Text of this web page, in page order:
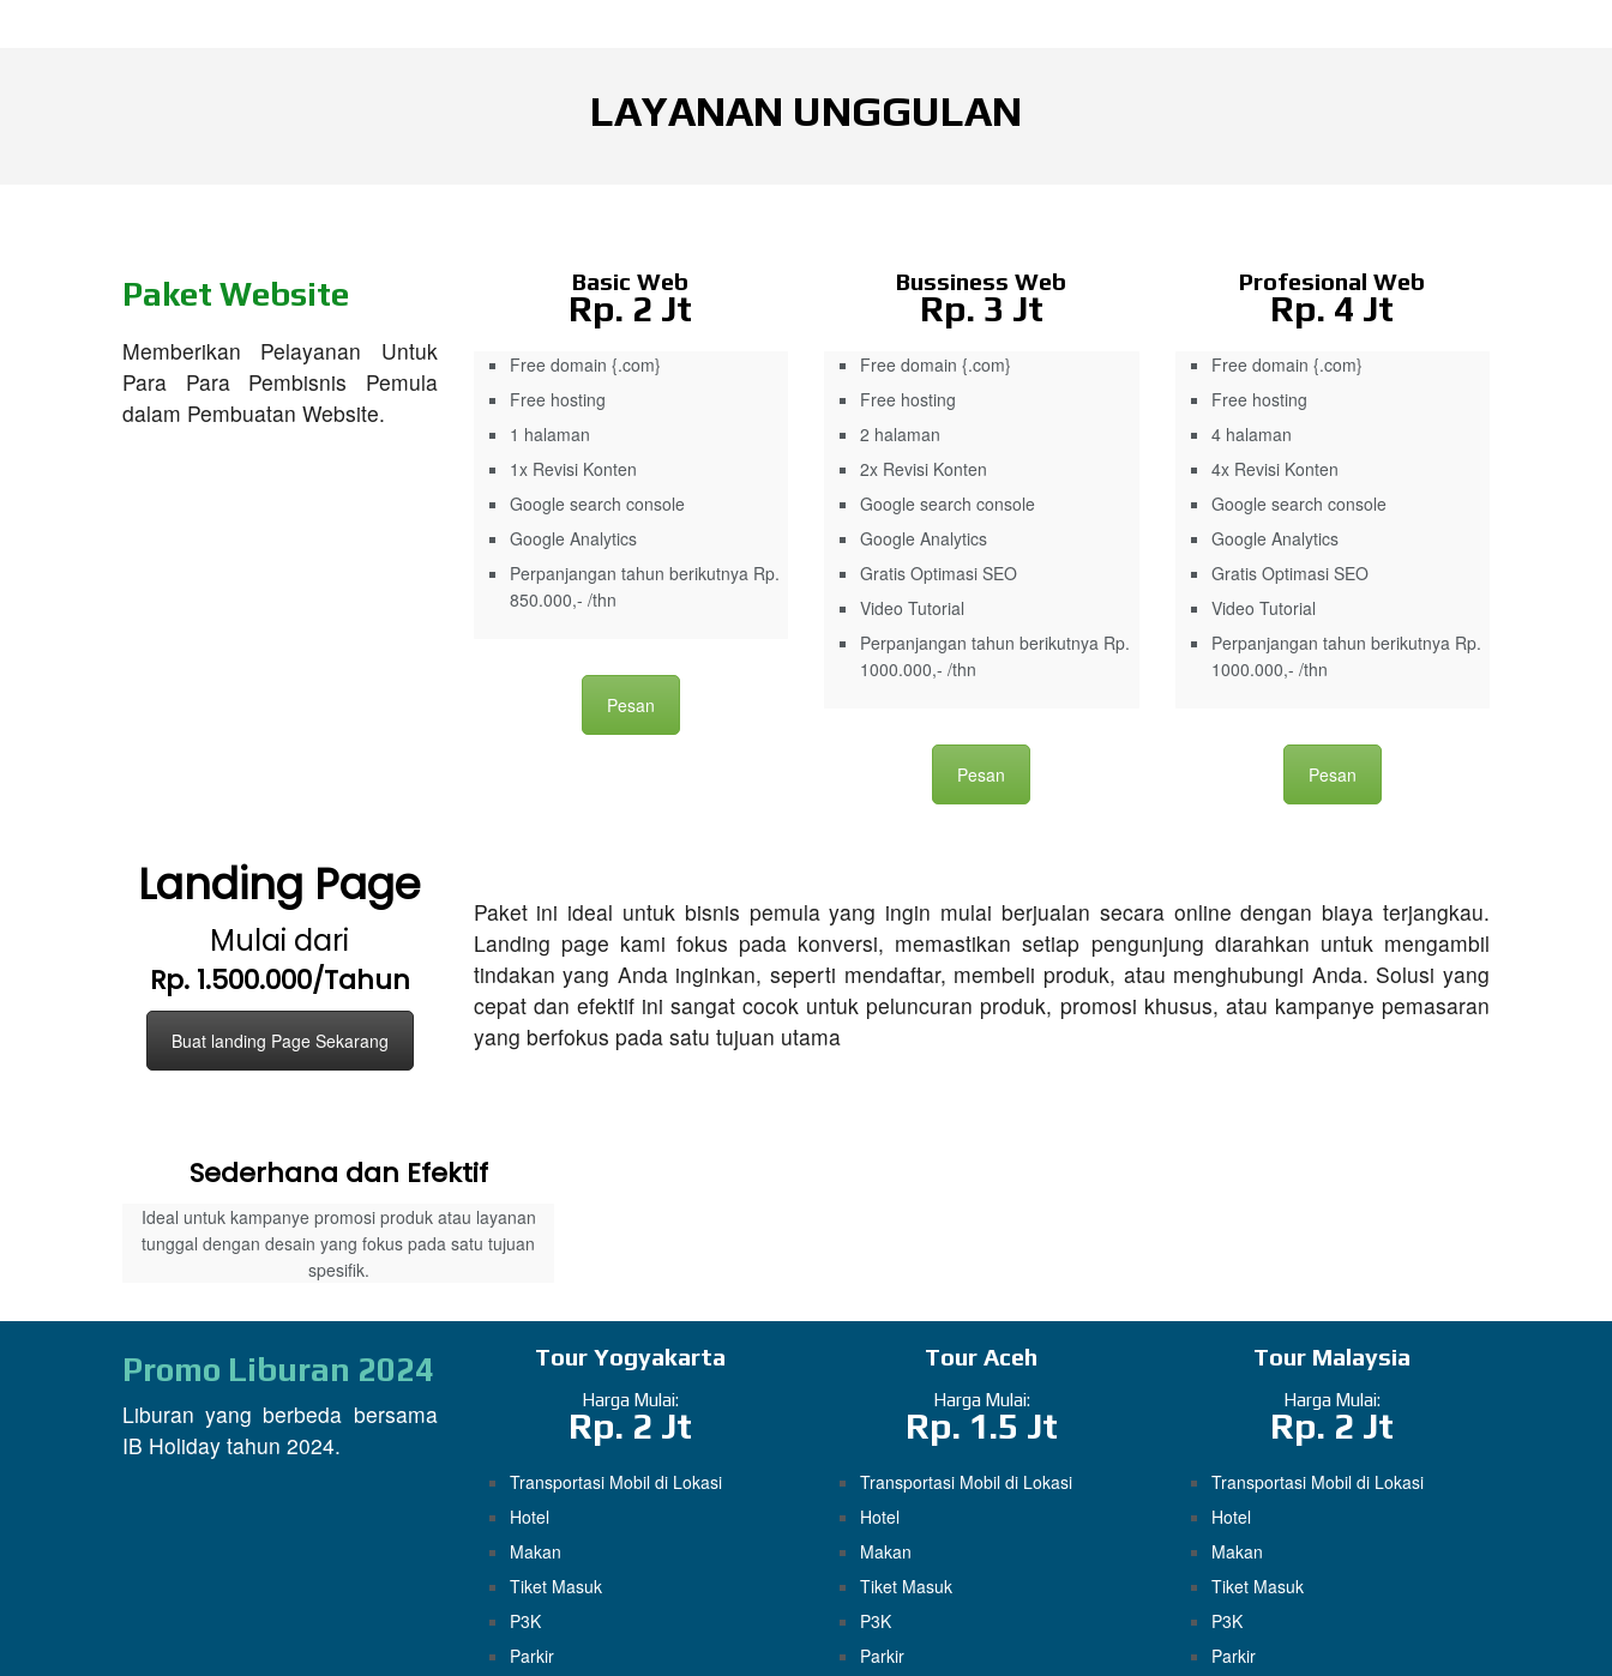
LAYANAN UNGGULAN
Paket Website
Memberikan Pelayanan Untuk
Para Para Pembisnis Pemula
dalam Pembuatan Website.
Basic Web
Rp. 2 Jt
Free domain {.com}
Free hosting
1 halaman
1x Revisi Konten
Google search console
Google Analytics
Perpanjangan tahun berikutnya Rp.
850.000,- /thn
Pesan
Bussiness Web
Rp. 3 Jt
Free domain {.com}
Free hosting
2 halaman
2x Revisi Konten
Google search console
Google Analytics
Gratis Optimasi SEO
Video Tutorial
Perpanjangan tahun berikutnya Rp.
1000.000,- /thn
Pesan
Profesional Web
Rp. 4 Jt
Free domain {.com}
Free hosting
4 halaman
4x Revisi Konten
Google search console
Google Analytics
Gratis Optimasi SEO
Video Tutorial
Perpanjangan tahun berikutnya Rp.
1000.000,- /thn
Pesan
Landing Page
Mulai dari
Rp. 1.500.000/Tahun
Buat landing Page Sekarang
Paket ini ideal untuk bisnis pemula yang ingin mulai berjualan secara online dengan biaya terjangkau.
Landing page kami fokus pada konversi, memastikan setiap pengunjung diarahkan untuk mengambil
tindakan yang Anda inginkan, seperti mendaftar, membeli produk, atau menghubungi Anda. Solusi yang
cepat dan efektif ini sangat cocok untuk peluncuran produk, promosi khusus, atau kampanye pemasaran
yang berfokus pada satu tujuan utama
Sederhana dan Efektif
Ideal untuk kampanye promosi produk atau layanan
tunggal dengan desain yang fokus pada satu tujuan
spesifik.
Promo Liburan 2024
Liburan yang berbeda bersama
IB Holiday tahun 2024.
Tour Yogyakarta
Harga Mulai:
Rp. 2 Jt
Transportasi Mobil di Lokasi
Hotel
Makan
Tiket Masuk
P3K
Parkir
Tour Aceh
Harga Mulai:
Rp. 1.5 Jt
Transportasi Mobil di Lokasi
Hotel
Makan
Tiket Masuk
P3K
Parkir
Tour Malaysia
Harga Mulai:
Rp. 2 Jt
Transportasi Mobil di Lokasi
Hotel
Makan
Tiket Masuk
P3K
Parkir